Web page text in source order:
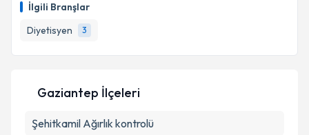
İlgili Branşlar
Diyetisyen
3
için bir takvim hazırlandığında e-posta ile
bilgilendireceğiz.
E-posta Adresiniz
Kişisel verilerimin işlenmesine ilişkin
Gaziantep İlçeleri
Şehitkamil Ağırlık kontrolü